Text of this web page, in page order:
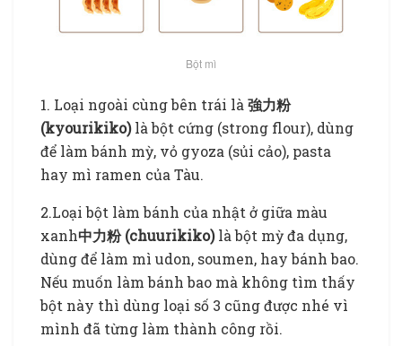
Bột mì
1. Loại ngoài cùng bên trái là 強力粉
(kyourikiko)là bột cứng (strong flour), dùng
để làm bánh mỳ, vỏ gyoza (sủi cảo), pasta
hay mì ramen của Tàu.
2.Loại bột làm bánh của nhật ở giữa màu
xanh中力粉 (chuurikiko)là bột mỳ đa dụng,
dùng để làm mì udon, soumen, hay bánh bao.
Nếu muốn làm bánh bao mà không tìm thấy
bột này thì dùng loại số 3 cũng được nhé vì
mình đã từng làm thành công rồi.